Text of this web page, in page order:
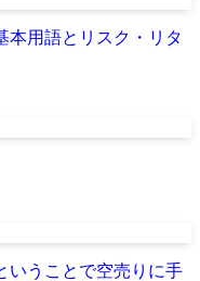
本用語とリスク・リタ
いうことで空売りに手